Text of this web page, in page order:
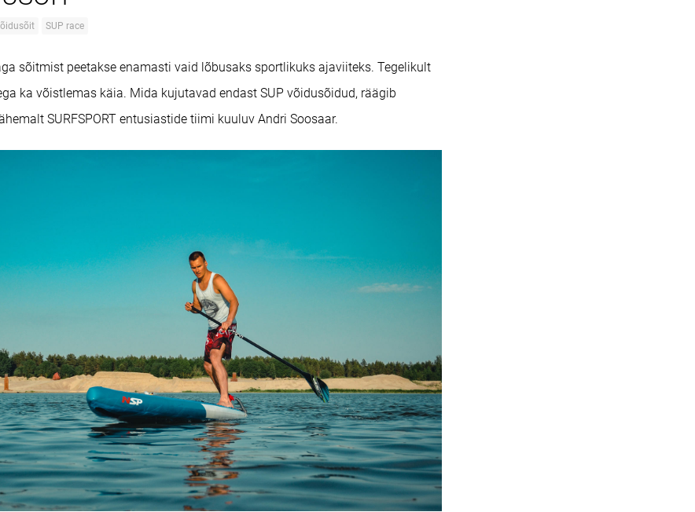
SUP race
sõitmist peetakse enamasti vaid lõbusaks sportlikuks ajaviiteks. Tegelikult
ka võistlemas käia. Mida kujutavad endast SUP võidusõidud, räägib
SURFSPORT entusiastide tiimi kuuluv Andri Soosaar.